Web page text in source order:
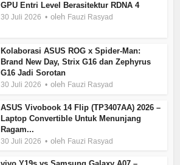
GPU Entri Level Berasitektur RDNA 4
30 Juli 2026 oleh Fauzi Rasyad
Kolaborasi ASUS ROG x Spider-Man:
Brand New Day, Strix G16 dan Zephyrus
G16 Jadi Sorotan
30 Juli 2026 oleh Fauzi Rasyad
ASUS Vivobook 14 Flip (TP3407AA) 2026 –
Laptop Convertible Untuk Menunjang
Ragam...
30 Juli 2026 oleh Fauzi Rasyad